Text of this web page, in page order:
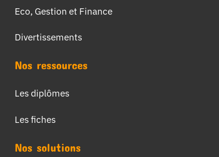
Eco, Gestion et Finance
Divertissements
Nos ressources
Les diplômes
Les fiches
Nos solutions